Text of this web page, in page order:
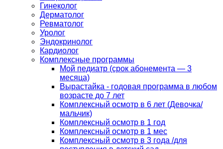
Гинеколог
Дерматолог
Ревматолог
Уролог
Эндокринолог
Кардиолог
Комплексные программы
Мой педиатр (срок абонемента — 3
месяца)
Вырастайка - годовая программа в любом
возрасте до 7 лет
Комплексный осмотр в 6 лет (Девочка/
мальчик)
Комплексный осмотр в 1 год
Комплексный осмотр в 1 мес
Комплексный осмотр в 3 года /для